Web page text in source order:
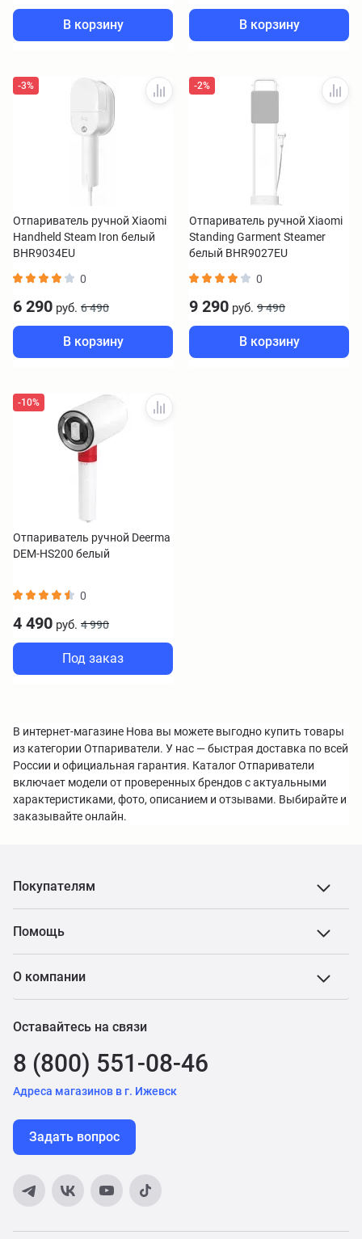
В корзину В корзину
-3%
Отпариватель ручной Xiaomi
Handheld Steam Iron белый
BHR9034EU
0
6 290 руб. 6 490
В корзину
-2%
Отпариватель ручной Xiaomi
Standing Garment Steamer
белый BHR9027EU
0
9 290 руб. 9 490
В корзину
-10%
Отпариватель ручной Deerma
DEM-HS200 белый
0
4 490 руб. 4 990
Под заказ
В интернет-магазине Нова вы можете выгодно купить товары
из категории Отпариватели. У нас — быстрая доставка по всей
России и официальная гарантия. Каталог Отпариватели
включает модели от проверенных брендов с актуальными
характеристиками, фото, описанием и отзывами. Выбирайте и
заказывайте онлайн.
Покупателям
Помощь
О компании
Оставайтесь на связи
8 (800) 551-08-46
Адреса магазинов в г. Ижевск
Задать вопрос